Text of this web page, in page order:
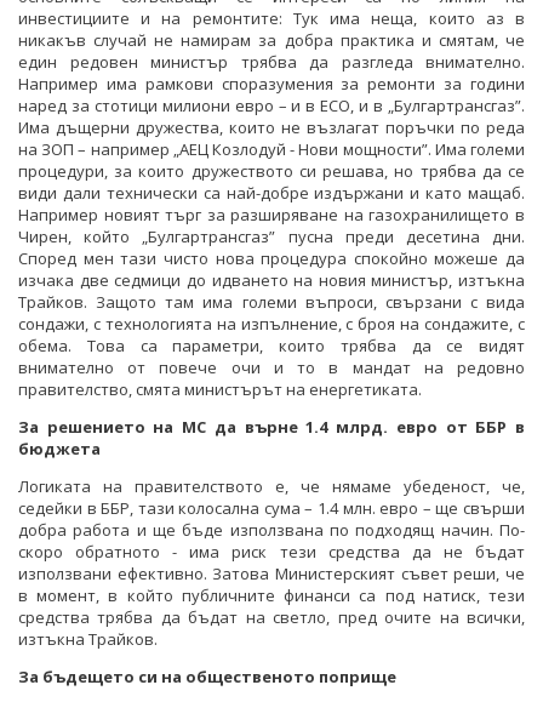
инвестициите и на ремонтите: Тук има неща, които аз в
никакъв случай не намирам за добра практика и смятам, че
един редовен министър трябва да разгледа внимателно.
Например има рамкови споразумения за ремонти за години
наред за стотици милиони евро – и в ЕСО, и в „Булгартрансгаз”.
Има дъщерни дружества, които не възлагат поръчки по реда
на ЗОП – например „АЕЦ Козлодуй - Нови мощности”. Има големи
процедури, за които дружеството си решава, но трябва да се
види дали технически са най-добре издържани и като мащаб.
Например новият търг за разширяване на газохранилището в
Чирен, който „Булгартрансгаз” пусна преди десетина дни.
Според мен тази чисто нова процедура спокойно можеше да
изчака две седмици до идването на новия министър, изтъкна
Трайков. Защото там има големи въпроси, свързани с вида
сондажи, с технологията на изпълнение, с броя на сондажите, с
обема. Това са параметри, които трябва да се видят
внимателно от повече очи и то в мандат на редовно
правителство, смята министърът на енергетиката.
За решението на МС да върне 1.4 млрд. евро от ББР в
бюджета
Логиката на правителството е, че нямаме убеденост, че,
седейки в ББР, тази колосална сума – 1.4 млн. евро – ще свърши
добра работа и ще бъде използвана по подходящ начин. По-
скоро обратното - има риск тези средства да не бъдат
използвани ефективно. Затова Министерският съвет реши, че
в момент, в който публичните финанси са под натиск, тези
средства трябва да бъдат на светло, пред очите на всички,
изтъкна Трайков.
За бъдещето си на общественото поприще